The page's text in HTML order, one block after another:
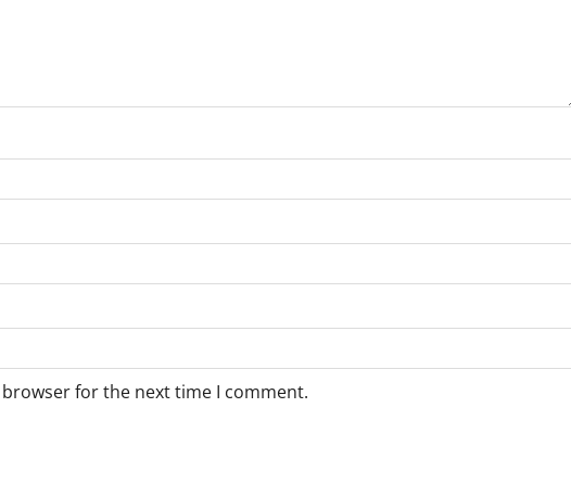
for the next time I comment.